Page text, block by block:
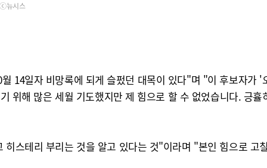
ⓒ뉴시스
14일자 비망록에 되게 슬펐던 대목이 있다"며 "이 후보자가
위해 많은 세월 기도했지만 제 힘으로 할 수 없었습니다. 긍
스테리 부리는 것을 알고 있다는 것"이라며 "본인 힘으로